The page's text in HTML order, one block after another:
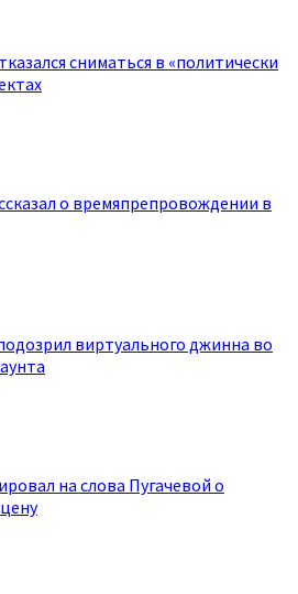
сниматься в «политически
о времяпрепровождении в
виртуального джинна во
на слова Пугачевой о